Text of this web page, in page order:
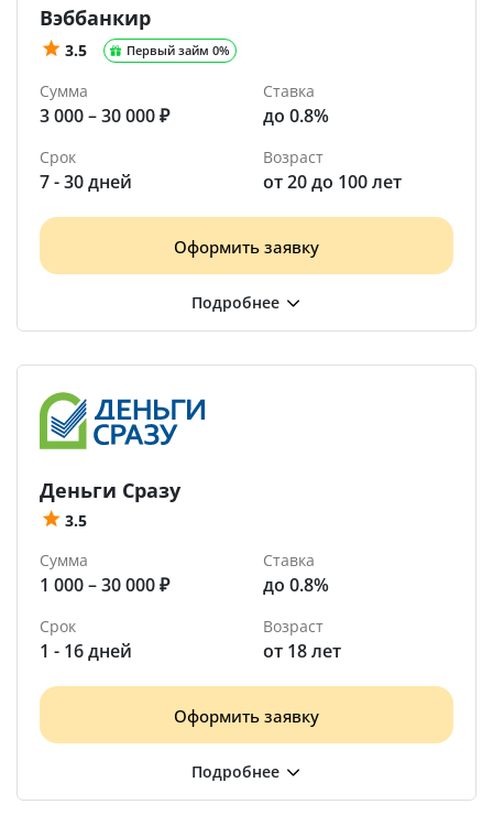
Вэббанкир
3.5 Первый займ 0%
Сумма
3 000 – 30 000 ₽
Ставка
до 0.8%
Срок
7 - 30 дней
Возраст
от 20 до 100 лет
Оформить заявку
Деньги Сразу
3.5
Сумма
1 000 – 30 000 ₽
Ставка
до 0.8%
Срок
1 - 16 дней
Возраст
от 18 лет
Оформить заявку